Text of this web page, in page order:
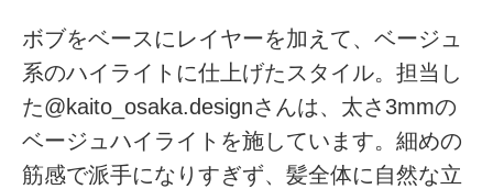
ボブをベースにレイヤーを加えて、ベージュ
系のハイライトに仕上げたスタイル。担当し
た@kaito_osaka.designさんは、太さ3mmの
ベージュハイライトを施しています。細めの
筋感で派手になりすぎず、髪全体に自然な立